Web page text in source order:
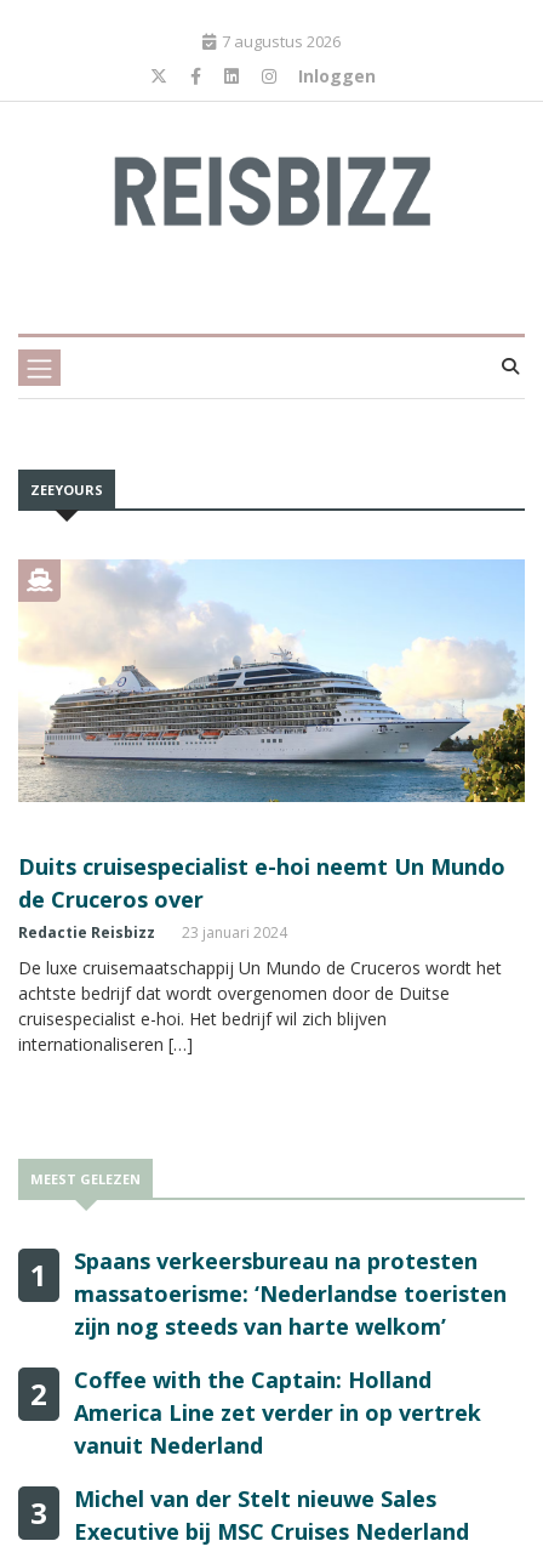
7 augustus 2026
Inloggen
ZEEYOURS
Duits cruisespecialist e-hoi neemt Un Mundo
de Cruceros over
Redactie Reisbizz 23 januari 2024
De luxe cruisemaatschappij Un Mundo de Cruceros wordt het
achtste bedrijf dat wordt overgenomen door de Duitse
cruisespecialist e-hoi. Het bedrijf wil zich blijven
internationaliseren […]
MEEST GELEZEN
1
Spaans verkeersbureau na protesten
massatoerisme: ‘Nederlandse toeristen
zijn nog steeds van harte welkom’
2
Coffee with the Captain: Holland
America Line zet verder in op vertrek
vanuit Nederland
3
Michel van der Stelt nieuwe Sales
Executive bij MSC Cruises Nederland